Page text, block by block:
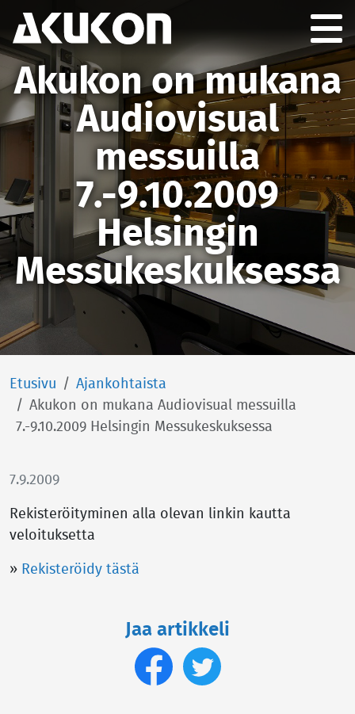
Akukon on mukana
Audiovisual
messuilla
7.-9.10.2009
Helsingin
Messukeskuksessa
Etusivu
Ajankohtaista
Akukon on mukana Audiovisual messuilla
7.-9.10.2009 Helsingin Messukeskuksessa
7.9.2009
Rekisteröityminen alla olevan linkin kautta
veloituksetta
» Rekisteröidy tästä
Jaa artikkeli